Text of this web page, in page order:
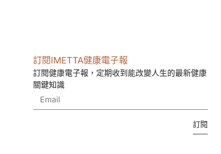
訂閱IMETTA健康電子報
訂閱健康電子報，定期收到能改變人生的最新健康
關鍵知識
訂閱